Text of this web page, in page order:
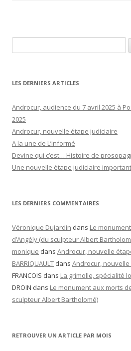
LES DERNIERS ARTICLES
Androcur, audience du 7 avril 2025 à
2025
Androcur, nouvelle étape judiciaire
A la une de L’informé
Devine qui c’est… Histoire de
Une nouvelle étape judiciaire
LES DERNIERS COMMENTAIRES
Véronique Dujardin dans Le
d’Angély (du sculpteur Albert
monique dans Androcur, nouvelle
BARRIQUAULT dans Androcur,
FRANCOIS dans La grimolle, spécialité
DROIN dans Le monument aux morts
sculpteur Albert Bartholomé)
RETROUVER UN ARTICLE PAR MOIS